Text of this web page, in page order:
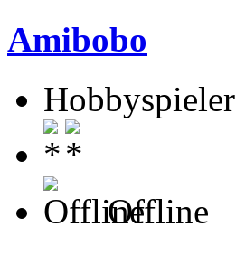
Amibobo
Hobbyspieler
Offline